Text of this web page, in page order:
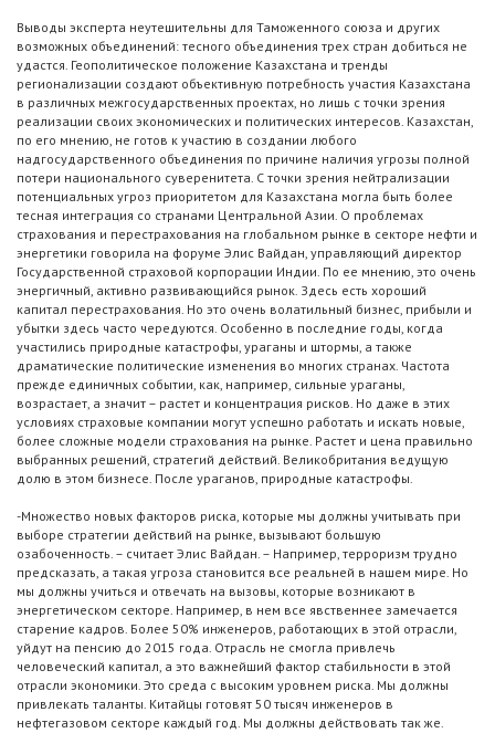
Выводы эксперта неутешительны для Таможенного союза и других
возможных объединений: тесного объединения трех стран добиться не
удастся. Геополитическое положение Казахстана и тренды
регионализации создают объективную потребность участия Казахстана
в различных межгосударственных проектах, но лишь с точки зрения
реализации своих экономических и политических интересов. Казахстан,
по его мнению, не готов к участию в создании любого
надгосударственного объединения по причине наличия угрозы полной
потери национального суверенитета. С точки зрения нейтрализации
потенциальных угроз приоритетом для Казахстана могла быть более
тесная интеграция со странами Центральной Азии. О проблемах
страхования и перестрахования на глобальном рынке в секторе нефти и
энергетики говорила на форуме Элис Вайдан, управляющий директор
Государственной страховой корпорации Индии. По ее мнению, это очень
энергичный, активно развивающийся рынок. Здесь есть хороший
капитал перестрахования. Но это очень волатильный бизнес, прибыли и
убытки здесь часто чередуются. Особенно в последние годы, когда
участились природные катастрофы, ураганы и штормы, а также
драматические политические изменения во многих странах. Частота
прежде единичных событии, как, например, сильные ураганы,
возрастает, а значит – растет и концентрация рисков. Но даже в этих
условиях страховые компании могут успешно работать и искать новые,
более сложные модели страхования на рынке. Растет и цена правильно
выбранных решений, стратегий действий. Великобритания ведущую
долю в этом бизнесе. После ураганов, природные катастрофы.
-Множество новых факторов риска, которые мы должны учитывать при
выборе стратегии действий на рынке, вызывают большую
озабоченность. – считает Элис Вайдан. – Например, терроризм трудно
предсказать, а такая угроза становится все реальней в нашем мире. Но
мы должны учиться и отвечать на вызовы, которые возникают в
энергетическом секторе. Например, в нем все явственнее замечается
старение кадров. Более 50% инженеров, работающих в этой отрасли,
уйдут на пенсию до 2015 года. Отрасль не смогла привлечь
человеческий капитал, а это важнейший фактор стабильности в этой
отрасли экономики. Это среда с высоким уровнем риска. Мы должны
привлекать таланты. Китайцы готовят 50 тысяч инженеров в
нефтегазовом секторе каждый год. Мы должны действовать так же.